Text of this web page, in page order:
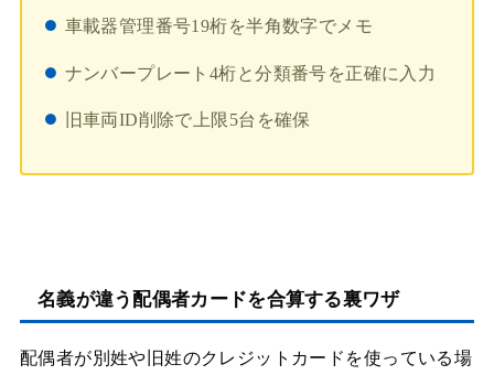
車載器管理番号19桁を半角数字でメモ
ナンバープレート4桁と分類番号を正確に入力
旧車両ID削除で上限5台を確保
名義が違う配偶者カードを合算する裏ワザ
配偶者が別姓や旧姓のクレジットカードを使っている場